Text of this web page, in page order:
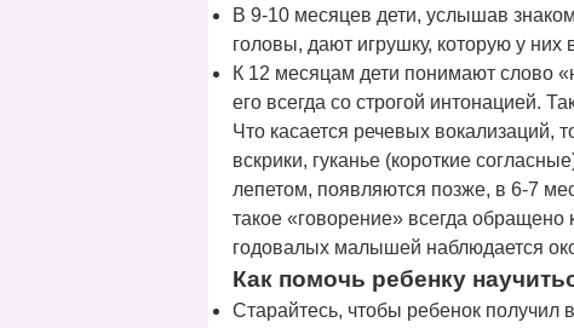
В 9-10 месяцев дети, услышав
головы, дают игрушку, которую у них
К 12 месяцам дети понимают слово
его всегда со строгой интонацией.
Что касается речевых вокализаций,
вскрики, гуканье (короткие
лепетом, появляются позже, в 6-7
такое «говорение» всегда
годовалых малышей наблюдается
Как помочь ребенку
Старайтесь, чтобы ребенок получил